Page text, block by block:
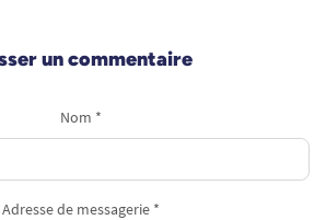
un commentaire
Nom *
Adresse de messagerie *